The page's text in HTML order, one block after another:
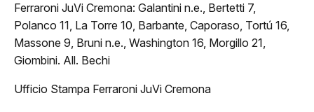
Ferraroni JuVi Cremona: Galantini n.e., Bertetti 7,
Polanco 11, La Torre 10, Barbante, Caporaso, Tortú 16,
Massone 9, Bruni n.e., Washington 16, Morgillo 21,
Giombini. All. Bechi
Ufficio Stampa Ferraroni JuVi Cremona